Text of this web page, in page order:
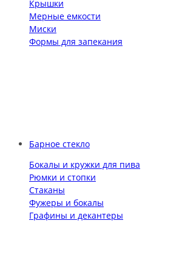
Крышки
Мерные емкости
Миски
Формы для запекания
Барное стекло
Бокалы и кружки для пива
Рюмки и стопки
Стаканы
Фужеры и бокалы
Графины и декантеры